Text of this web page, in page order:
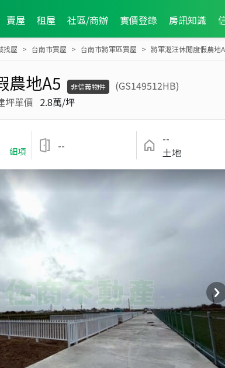
賣屋 租屋 社區/商辦 實價登錄 房訊知識
找屋 台南市買屋 台南市將軍區買屋 將軍漚汪休閒度假農地
農地A5 非信義物件
(GS149512HB)
坪單價 2.8萬/坪
細項 --
--
土地